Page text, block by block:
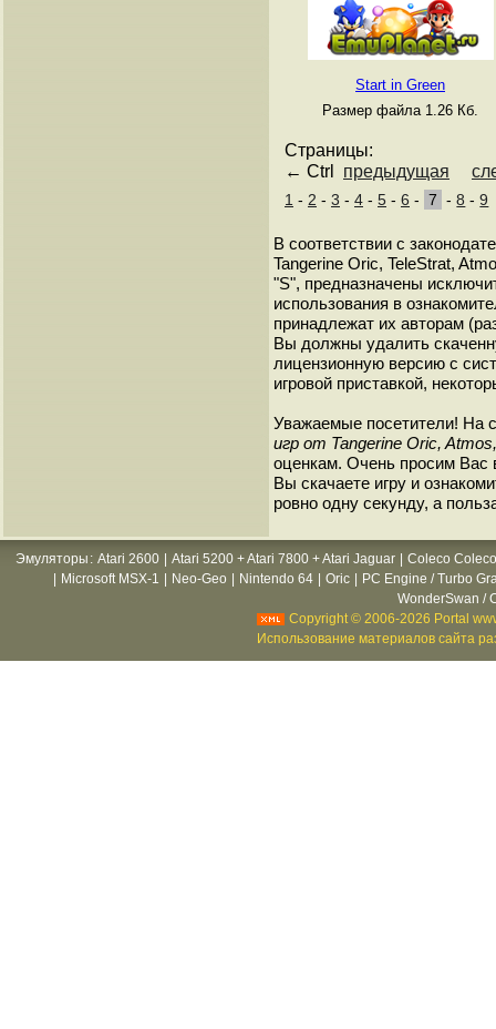
Start in Green
Размер файла 1.26 Кб.
Страницы:
← Ctrl предыдущая
1 - 2 - 3 - 4 - 5 - 6 - 7 -8 -9
В соответствии с
Tangerine Oric, TeleStrat,
"S", предназначены
использования в
принадлежат их авторам
Вы должны удалить
лицензионную версию с
игровой приставкой,
Уважаемые посетители! На
игр от Tangerine Oric,
оценкам. Очень просим Вас
Вы скачаете игру и
ровно одну секунду, а
Эмуляторы : Atari 2600 Atari 5200 + Atari 7800 + Atari Jaguar
Coleco
Microsoft MSX-1 Neo-Geo Nintendo 64 Oric
PC Engine / Turbo
WonderSwan /
Copyright © 2006-2026 Portal
Использование материалов сайта